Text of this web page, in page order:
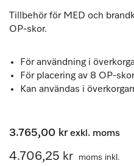
Tillbehör för MED och
OP-skor.
För användning i
För placering av 8 OP-
Kan användas i
3.765,00 krexkl. moms
4.706,25 kr moms inkl.